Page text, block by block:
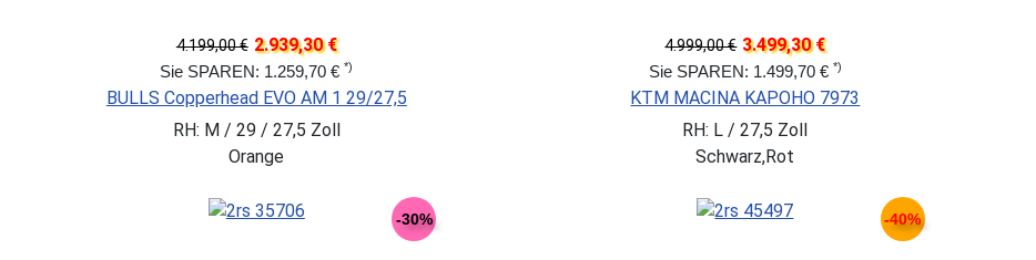
4.199,00 € 2.939,30 €
Sie SPAREN: 1.259,70 €*)
BULLS Copperhead EVO AM 1 29/27,5
RH: M / 29 / 27,5 Zoll
Orange
4.999,00 € 3.499,30 €
Sie SPAREN: 1.499,70 € *)
KTM MACINA KAPOHO 7973
RH: L / 27,5 Zoll
Schwarz,Rot
-30% -40%